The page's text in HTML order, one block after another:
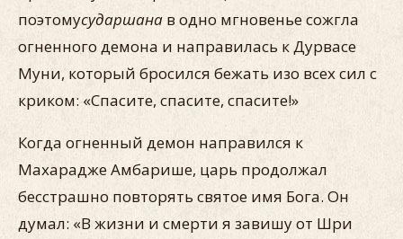
поэтомусударшана в одно мгновенье сожгла
огненного демона и направилась к Дурвасе
Муни, который бросился бежать изо всех сил с
криком: «Спасите, спасите, спасите!»
Когда огненный демон направился к
Махарадже Амбарише, царь продолжал
бесстрашно повторять святое имя Бога. Он
думал: «В жизни и смерти я завишу от Шри